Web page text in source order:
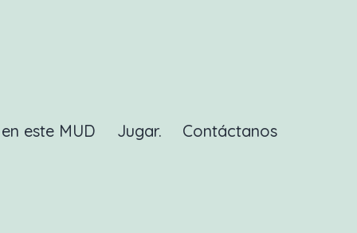
este MUD Jugar. Contáctanos